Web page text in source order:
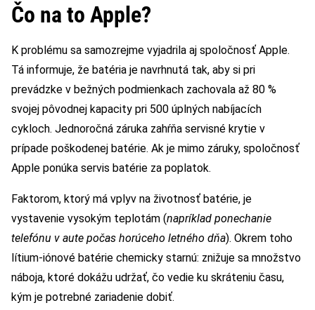
Čo na to Apple?
K problému sa samozrejme vyjadrila aj spoločnosť Apple.
Tá informuje, že batéria je navrhnutá tak, aby si pri
prevádzke v bežných podmienkach zachovala až 80 %
svojej pôvodnej kapacity pri 500 úplných nabíjacích
cykloch. Jednoročná záruka zahŕňa servisné krytie v
prípade poškodenej batérie. Ak je mimo záruky, spoločnosť
Apple ponúka servis batérie za poplatok.
Faktorom, ktorý má vplyv na životnosť batérie, je
vystavenie vysokým teplotám (napríklad ponechanie
telefónu v aute počas horúceho letného dňa). Okrem toho
lítium-iónové batérie chemicky starnú: znižuje sa množstvo
náboja, ktoré dokážu udržať, čo vedie ku skráteniu času,
kým je potrebné zariadenie dobiť.